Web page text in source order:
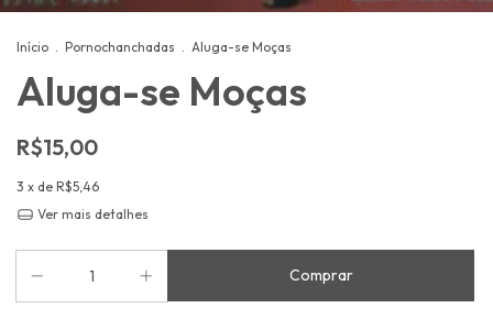
Início . Pornochanchadas . Aluga-se Moças
Aluga-se Moças
R$15,00
3 x de R$5,46
Ver mais detalhes